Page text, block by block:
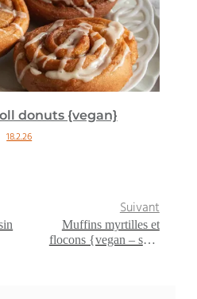
donuts {vegan}
18.2.26
Suivant
Muffins myrtilles et
flocons {vegan – sans